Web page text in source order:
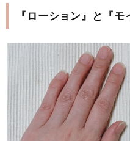
『ローション』と『